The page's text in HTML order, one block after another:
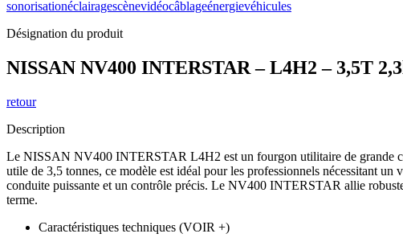
sonorisationéclairagescènevidéocâblageénergievéhicules
Désignation du produit
NISSAN NV400 INTERSTAR – L4H2 – 3,5T
retour
Description
Le NISSAN NV400 INTERSTAR L4H2 est un fourgon utilitaire de grande
utile de 3,5 tonnes, ce modèle est idéal pour les professionnels nécessitant
conduite puissante et un contrôle précis. Le NV400 INTERSTAR allie
terme.
Caractéristiques techniques (VOIR +)